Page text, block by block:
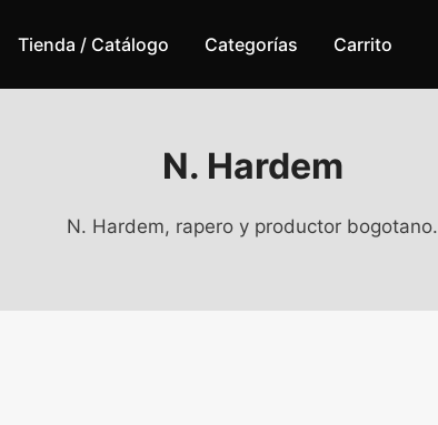
Tienda / Catálogo Categorías Carrito
N. Hardem
N. Hardem, rapero y productor bogotano.